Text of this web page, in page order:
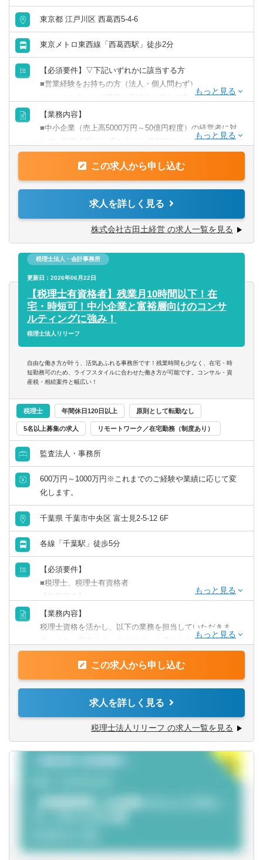
東京都 江戸川区 西葛西5-4-6
東京メトロ東西線「西葛西駅」徒歩2分
【必須要件】▽下記いずれかに該当する方
■営業経験をお持ちの方（法人・個人問わず）
■中小企業経営者相手に仕事をしたことがある方
■税理士
【求める人物像】
■「日本中の中小企業を元気にする」という理念に共感頂け
■数字に抵抗感のない方
※同社従業員の50%以上は業界未経験者です。
【業務内容】
■中小企業（売上高5000万円～50億円程度）の経営者に対
して、財務分析から導き出した経営アドバイスをし、経営
■年商規模1億円～10億円以下のお客様が中心。「社員の給
い」と思っている経営者が多いのも特徴で、経営改善が社
員の働きやすさと生活力向上に直結することも多く、やり
がいを感じられます。
■中小企業様の経営支援として、独自の商品を用いて、「ど
こに手を打てば利益が出るのか」と「どうすればお金を残
せるのか」また「正しい経営とは何か」を経営者に指導を
してきます。
弊社独自の商品知識さえ覚えてしまえば、お客様から喜ば
の実績を築けます。
もちろんOJTや研修もしっかり行いますのでご安心くださ
い。「中小企業の経営支援をしたい」という強い気持ちさ
えあれば、必ず成長できる環境です。
【具体的には】
■数字が苦手な社長でも理解できるようにグラフや図を多用
した月次決算や経営計画書を作成します。お客様からの紹
介のみで純増出来ているため、新規契約獲得のための営業
活動は行いません。
【組織環境】
■コンサルティングファームのようにプロジェクト単位で動
くわけではなく、
で解決していきます。（1チーム5～6名体制）
専門的な知識を要する場合は、専門の担当をアサインしま
すので、深いところまで経営課題解決にコミットできま
す。
の知識・コミュニケーション力を問う試験に合格した後、
顧客のアサインが始まります。最初は先輩社員と一緒に顧
を学びます。その他、会計・保険・労務・システムなど
様々なテーマの勉強会に参加したり、eラーニングで自習し
でも活躍しており、お互いにフォローしあう社風です。
※入社1年後には、月次決算書作成を約10社、訪問を約7社
も協力しながら、総合的な経営支援をすることができま
す。
この求人から申し込む
求人を詳しく見る
株式会社古田土経営 の求人一覧を見る
税理士法人・会計事務所
更新日：2026年06月22日
【税理士有資格者】残業月10時間以下！在
宅・時短可！中小企業と富裕層向けのコンサ
ルティングに強み！
税理士法人リリーフ
自由な働き方が叶う、活気あふれる事務所です！残業時間も少なく、在宅・時
短勤務可のため、ライフスタイルに合わせた働き方が可能です。コンサル・資
産税・相続案件と幅広い！
税理士 年間休日120日以上 原則として転勤なし
5名以上募集の求人 リモートワーク／在宅勤務（制度あり）
監査法人・事務所
600万円～1000万円※これまでのご経験や業績に応じて変
化します。
千葉県 千葉市中央区 富士見2-5-12 6F
各線「千葉駅」徒歩5分
【必須要件】
■税理士、税理士有資格者
【歓迎要件】
■後輩指導（マネジメント）のご経験
■会計事務所での勤務のご経験
【求める人物像】
税理士事務所での仕事をお客様に対する「サービス」とし
■コツコツ努力できる
■明るい、人と話すのが好き、事務作業が好き、数字にこだ
■ゆくゆくは経営層として活躍していきたいという意欲をお
※仕事に対する意欲や、上昇志向のある方、大歓迎です！
人間性を重視しながら採用しているので、たとえ税務の経
【業務内容】
税理士資格を活かし、以下の業務を担当していただきま
す。また、所内スタッフのサポート役としても期待してお
【具体的には】
業務は多岐に渡り、コンサルティング業務（30～50件程
チャレンジ意欲のある方には、やってみたい業務を積極的
マネーフォワード、freee、弥生、達人、TKC
この求人から申し込む
求人を詳しく見る
税理士法人リリーフ の求人一覧を見る
群馬県
千葉県 東京都
神奈川県
北陸・甲信越
新潟県 富山県
長野県
岐阜県
愛知県 三重県
関西
滋賀県 京都府
奈良県 和歌山県
中国・四国
鳥取県 島根県
岡山県 広島県
山口県
香川県
高知県
佐賀県
熊本県
宮崎県
会計事務所・税理士法人
金融専門職
すべて選択する
投資銀行系業務
経営／企画／管理／事務
経理／財務／管理会計
経理
財務／管理会計
事務／秘書
管理部門アシスタント
事務／アシスタント